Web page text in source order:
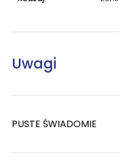
Uwagi
PUSTE ŚWIADOMIE